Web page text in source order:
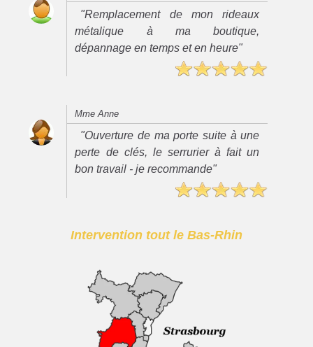
"Remplacement de mon rideaux
métalique à ma boutique,
dépannage en temps et en heure"
Mme Anne
"Ouverture de ma porte suite à une
perte de clés, le serrurier à fait un
bon travail - je recommande"
Intervention tout le Bas-Rhin